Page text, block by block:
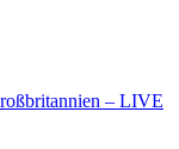
– LIVE